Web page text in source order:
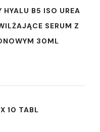
B5 ISO UREA
SERUM Z
30ML
10 TABL